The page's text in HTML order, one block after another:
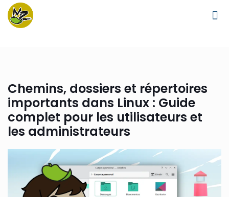
Chemins, dossiers et répertoires
importants dans Linux : Guide
complet pour les utilisateurs et
les administrateurs